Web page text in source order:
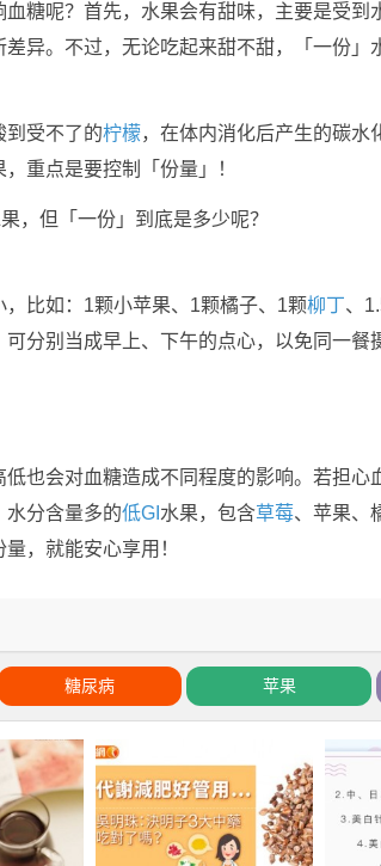
糖呢？首先，水果会有甜味，主要是受到
异。不过，无论吃起来甜不甜，「一份」
到受不了的柠檬，在体内消化后产生的碳水
重点是要控制「份量」！
，但「一份」到底是多少呢？
，比如：1颗小苹果、1颗橘子、1颗柳丁、
分别当成早上、下午的点心，以免同一餐
也会对血糖造成不同程度的影响。若担心
水分含量多的低GI 水果，包含草莓、苹果、
，就能安心享用！
糖尿病 苹果